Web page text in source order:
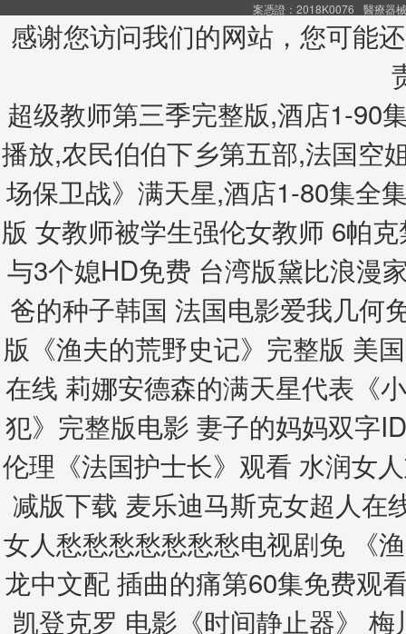
案憑證：2018K0076
醫療器
感谢您访问我们的网站，您可能
超级教师第三季完整版,酒店1-90
播放,农民伯伯下乡第五部,法国空
场保卫战》满天星,酒店1-80集全